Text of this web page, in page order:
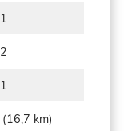
1
2
1
(16,7 km)